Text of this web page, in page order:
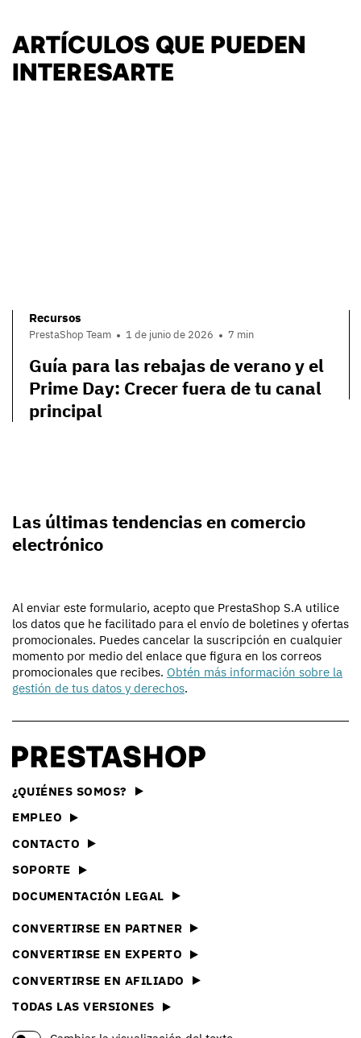
ARTÍCULOS QUE PUEDEN
INTERESARTE
Recursos
PrestaShop Team 1 de junio de 2026 7 min
Guía para las rebajas de verano y el
Prime Day: Crecer fuera de tu canal
principal
Las últimas tendencias en comercio
electrónico
Al enviar este formulario, acepto que PrestaShop S.A utilice
los datos que he facilitado para el envío de boletines y ofertas
promocionales. Puedes cancelar la suscripción en cualquier
momento por medio del enlace que figura en los correos
promocionales que recibes. Obtén más información sobre la
gestión de tus datos y derechos.
¿QUIÉNES SOMOS?
EMPLEO
CONTACTO
SOPORTE
DOCUMENTACIÓN LEGAL
CONVERTIRSE EN PARTNER
CONVERTIRSE EN EXPERTO
CONVERTIRSE EN AFILIADO
TODAS LAS VERSIONES